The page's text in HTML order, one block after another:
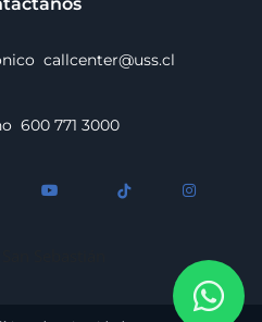
callcenter@uss.cl
600 771 3000